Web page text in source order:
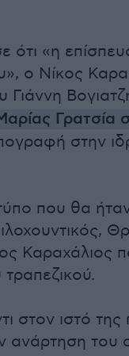
ότι «η
ο Νίκος
Γιάννη
Γρατσία
στην
που θα
Καραχάλιος
στον ιστό
ανάρτηση του